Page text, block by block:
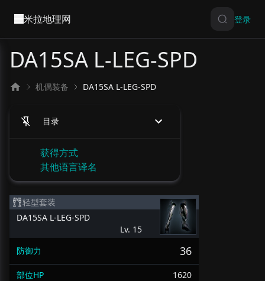
米拉地理网 登录
DA15SA L-LEG-SPD
机偶装备 DA15SA L-LEG-SPD
目录
获得方式
其他语言译名
轻型套装
DA15SA L-LEG-SPD
Lv. 15
防御力
36
部位HP
1620